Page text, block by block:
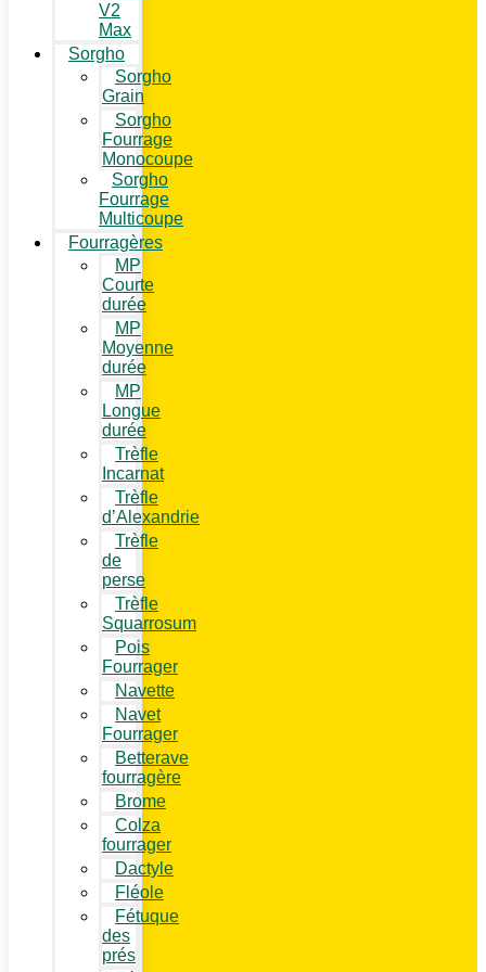
V2
Max
Sorgho
Sorgho
Grain
Sorgho
Fourrage
Monocoupe
Sorgho
Fourrage
Multicoupe
Fourragères
MP
Courte
durée
MP
Moyenne
durée
MP
Longue
durée
Trèfle
Incarnat
Trèfle
d’Alexandrie
Trèfle
de
perse
Trèfle
Squarrosum
Pois
Fourrager
Navette
Navet
Fourrager
Betterave
fourragère
Brome
Colza
fourrager
Dactyle
Fléole
Fétuque
des
prés